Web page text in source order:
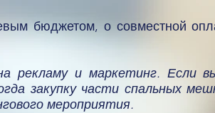
бюджетом, о совместной
рекламу и маркетинг. Если
закупку части спальных
мероприятия.